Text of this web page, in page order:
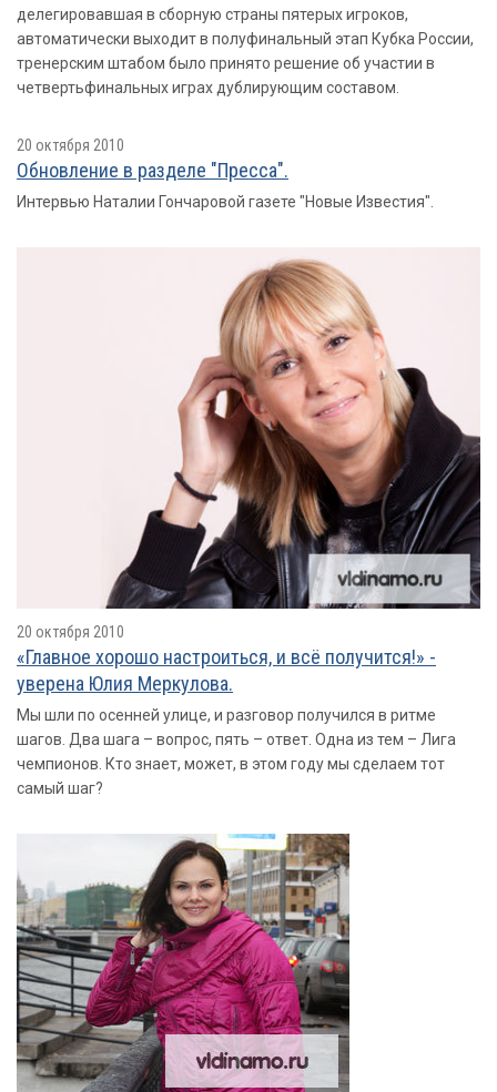
делегировавшая в сборную страны пятерых игроков,
автоматически выходит в полуфинальный этап Кубка России,
тренерским штабом было принято решение об участии в
четвертьфинальных играх дублирующим составом.
20 октября 2010
Обновление в разделе "Пресса".
Интервью Наталии Гончаровой газете "Новые Известия".
20 октября 2010
«Главное хорошо настроиться, и всё получится!» -
уверена Юлия Меркулова.
Мы шли по осенней улице, и разговор получился в ритме
шагов. Два шага – вопрос, пять – ответ. Одна из тем – Лига
чемпионов. Кто знает, может, в этом году мы сделаем тот
самый шаг?